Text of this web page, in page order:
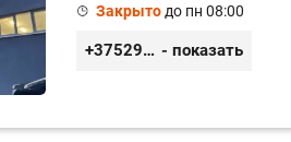
Закрытодо пн 08:00
+375296606560 - показать